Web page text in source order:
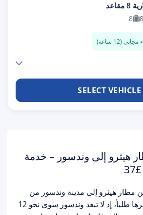
8 مقاعد
8
8
(12 ساعة)
SELECT VEHICLE
هيثرو إلى وندسور – خدمة
مطار هيثرو إلى مدينة وندسور من
أقصر الرحلات وأكثرها طلباً، إذ لا تبعد وندسور سوى نحو 12